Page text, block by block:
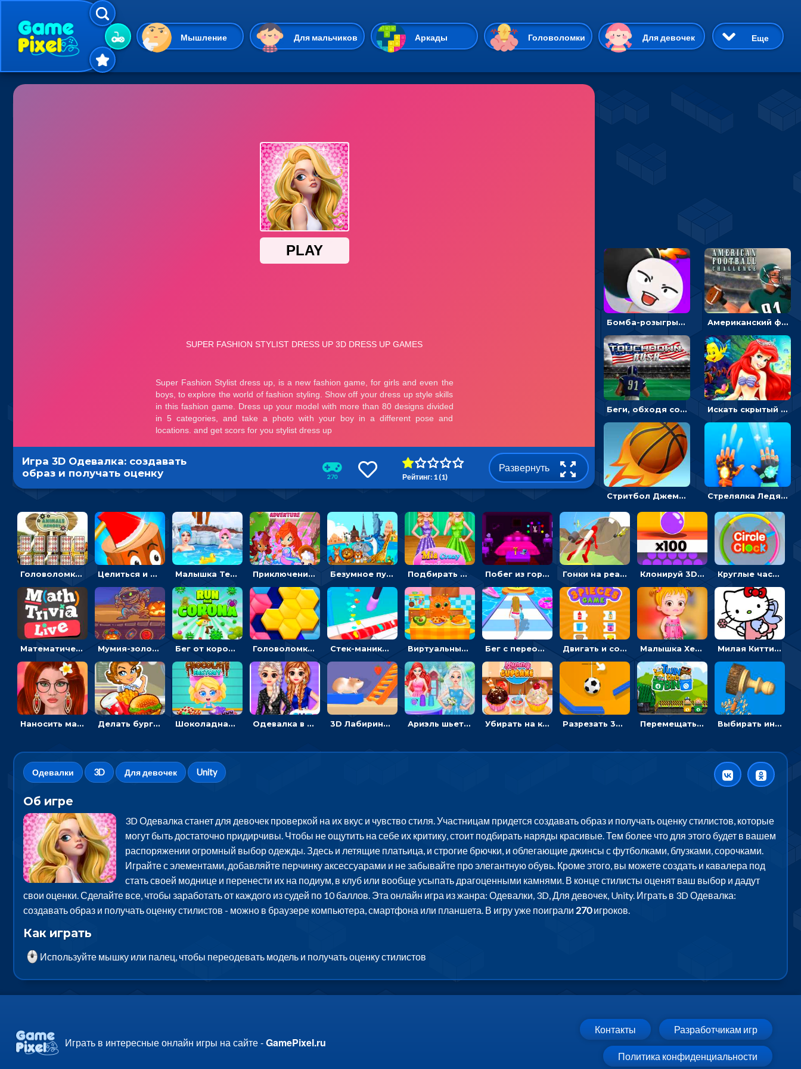
Мышление Для мальчиков Аркады Головоломки Для девочек
Гиперказуальные Казуальные Веселые 3D Приключения
Симуляторы
Пасьянс
Еще
Бомба-розыгрыш: передавай и беги – 3D гиперказуалка Американский футбол 3D: поймай мяч и останови атаку соперника
Беги, обходя соперников и собирай бонусы - американский футбол Искать скрытый алфавит на картинках с мультяшными героями - головоломка для детей
Стритбол Джем - спортивный бросок мяча в кольцо Стрелялка Ледяной человек 3D: заморозь и взорви
Игра 3D Одевалка: создавать
образ и получать оценку
стилистов
270 Рейтинг: 1 (1)
Развернуть
Головоломка с животными: переворачивать карточки, чтобы находить пару Целиться и метать топор в 3D мишени Малышка Тейлор едет на горячие источники - для девочек Приключения Клуба Винкс: менять дорожки, чтобы собирать кристаллы Безумное путешествие друзей по миру: собирать пазлы из фото с животными Подбирать очки для Мии и создавать дизайн - для девочек Побег из горной деревни: решай головоломки, чтобы открыть ворота Гонки на реактивном ранце: избегать преград, чтобы лететь к финишу Клонируй 3D шарики и сливай их в воронку Круглые часы: ловить цветную стрелку в одинаковом участке циферблата
Математическая викторина мультиплеер: решать примеры на время Мумия-золотоискатель: закидывать бинты, чтобы доставать сокровища Бег от коронавируса: держать дистанцию, чтобы не заразиться Головоломка Гекса-пазл: складывать цветные фигуры в соты, чтобы заполнить поле Стек-маникюр для девочек: красить ногти и избегать пил Виртуальный питомец: ухаживать, кормить, купать рыжего кота Бег с переодеванием: ловить одежду и повторять модные образы - для девочек Двигать и соединять пазлы по смыслу - головоломка для детей Малышка Хейзел заболела ветрянкой: вызывать доктора и лечить Милая Китти для девочек: поиск отличий на картинках
Наносить макияж и делать прическу для корейской принцессы Делать бургеры, чтобы открывать новые ингредиенты - для девочек Шоколадная фабрика для девочек: лущить бобы, готовить и украшать сладости Одевалка в точку и полоску: создавать образы для принцесс и фотографировать 3D Лабиринт хомяка: проходить полосу препятствий, чтобы получать вкусняшки Ариэль шьет свадебные платья для принцесс в салоне - одевалка Убирать на кухне, готовить и печь кексы - для девочек Разрезать 3D канат, чтобы сбросить шарик и разбить башню из кубиков Перемещать героя с корзиной или собирать мусор - гиперказуальная Выбирать инструменты, чтобы выпиливать фигуры из дерева в 3D
Одевалки 3D Для девочек Unity
Об игре
3D Одевалка станет для девочек проверкой на их вкус и чувство стиля. Участницам придется создавать образ и получать оценку стилистов, которые
могут быть достаточно придирчивы. Чтобы не ощутить на себе их критику, стоит подбирать наряды красивые. Тем более что для этого будет в вашем
распоряжении огромный выбор одежды. Здесь и летящие платьица, и строгие брючки, и облегающие джинсы с футболками, блузками, сорочками.
Играйте с элементами, добавляйте перчинку аксессуарами и не забывайте про элегантную обувь. Кроме этого, вы можете создать и кавалера под
стать своей моднице и перенести их на подиум, в клуб или вообще усыпать драгоценными камнями. В конце стилисты оценят ваш выбор и дадут
свои оценки. Сделайте все, чтобы заработать от каждого из судей по 10 баллов. Эта онлайн игра из жанра: Одевалки, 3D, Для девочек, Unity. Играть в 3D Одевалка:
создавать образ и получать оценку стилистов - можно в браузере компьютера, смартфона или планшета. В игру уже поиграли 270игроков.
Как играть
Используйте мышку или палец, чтобы переодевать модель и получать оценку стилистов
Играть в интересные онлайн игры на сайте -GamePixel.ru
Контакты Разработчикам игр
Политика конфиденциальности